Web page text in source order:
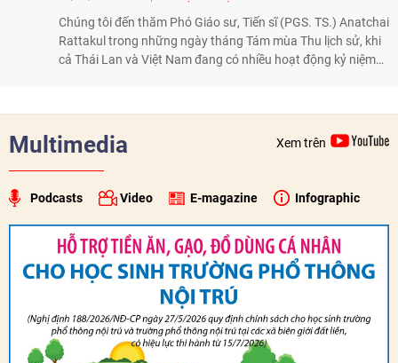
Chúng tôi đến thăm Phó Giáo sư, Tiến sĩ (PGS. TS.) Anatchai
Rattakul trong những ngày tháng Tám mùa Thu lịch sử, khi
cả Thái Lan và Việt Nam đang có nhiều hoạt động kỷ niệm
giao Bhichai Rattakul, được giao nhiệm vụ cải thiện quan hệ
của Thái Lan với các nước láng giềng, trong đó có Việt Nam.
Với một trái tim chân thành và thiện chí, ông Bhichai
Rattakul đã góp phần đưa quan hệ Thái Lan - Việt Nam
sang một trang mới.
Multimedia Xem trên
Podcasts Video E-magazine Infographic